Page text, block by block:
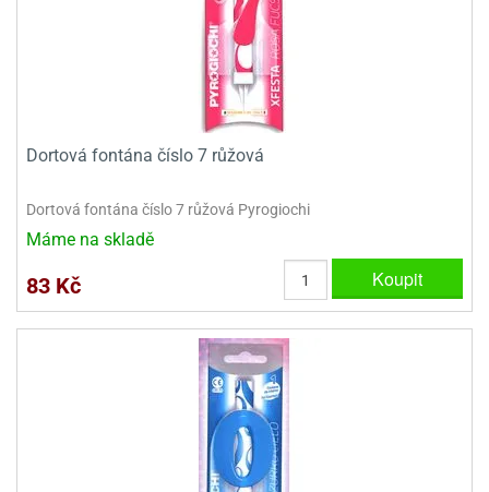
Dortová fontána číslo 7 růžová
Dortová fontána číslo 7 růžová Pyrogiochi
Máme na skladě
83 Kč Koupit